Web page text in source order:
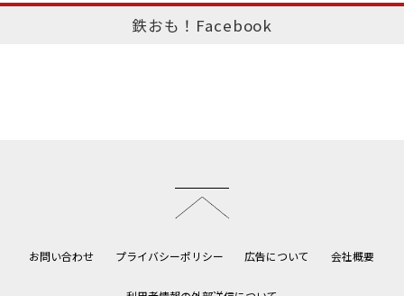
鉄おも！Facebook
お問い合わせ プライバシーポリシー 広告について 会社概要